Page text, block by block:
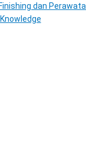
dan
Knowledge